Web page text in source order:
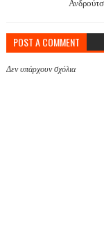
POST A COMMENT
Δεν υπάρχουν σχόλια